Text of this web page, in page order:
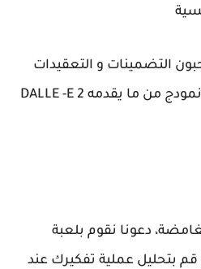
التضمينات و التعقيدات
التقنية. يمكنك مشاهدة نمودج من ما يقدمه DALLE -E 2
دعونا نقوم بلعبة
بتحليل عملية تفكيرك عند